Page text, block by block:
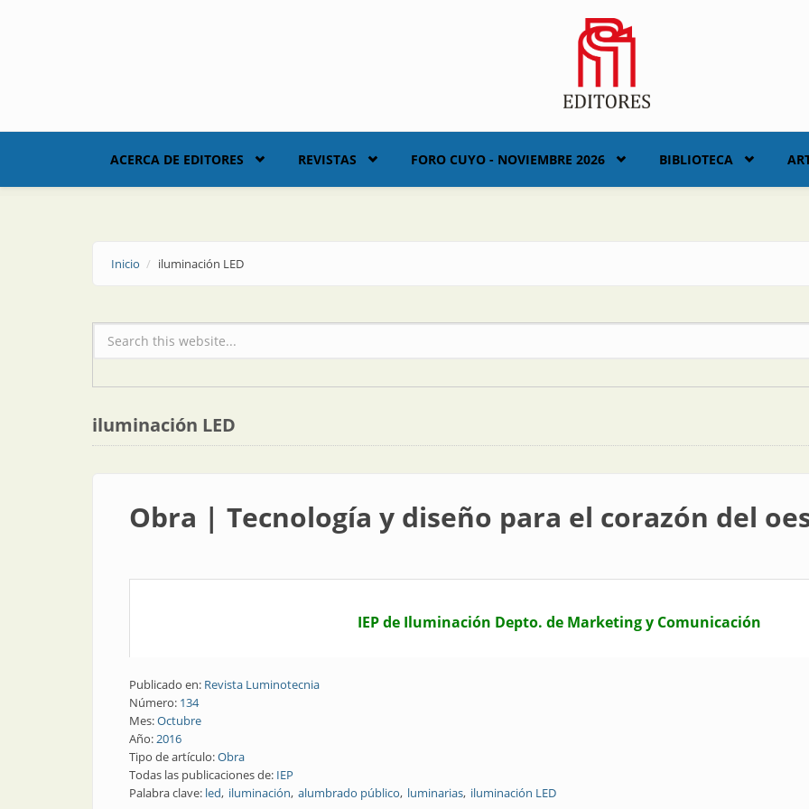
ACERCA DE EDITORES REVISTAS FORO CUYO - NOVIEMBRE 2026 BIBLIOTECA
Inicio iluminación LED
Formulario de búsqueda
iluminación LED
Obra | Tecnología y diseño para el corazón del
IEP de Iluminación Depto. de Marketing y Comunicación
Publicado en: Revista Luminotecnia
Número: 134
Mes:Octubre
Año:2016
Tipo de artículo:Obra
Todas las publicaciones de: IEP
Palabra clave: led iluminación alumbrado público luminarias iluminación LED